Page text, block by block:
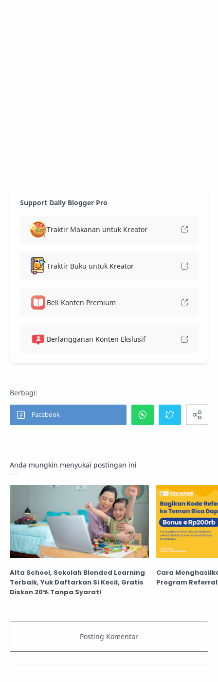
Support Daily Blogger Pro
Traktir Makanan untuk Kreator
Traktir Buku untuk Kreator
Beli Konten Premium
Berlangganan Konten Ekslusif
Anda mungkin menyukai postingan ini
Alta School, Sekolah Blended Learning
Terbaik, Yuk Daftarkan Si Kecil, Gratis
Diskon 20% Tanpa Syarat!
Cara
Program